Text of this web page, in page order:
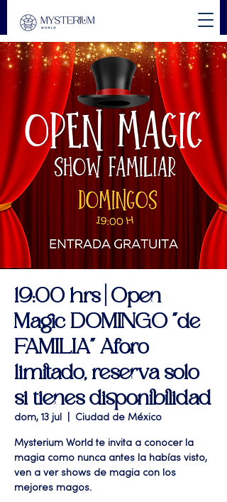
19:00 hrs | Open
Magic DOMINGO "de
FAMILIA" Aforo
limitado, reserva solo
si tienes disponibilidad
dom, 13 jul Ciudad de México
Mysterium World te invita a conocer la
magia como nunca antes la habías visto,
ven a ver shows de magia con los
mejores magos.